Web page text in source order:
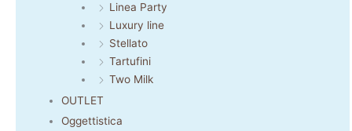
Linea Party
Luxury line
Stellato
Tartufini
Two Milk
OUTLET
Oggettistica